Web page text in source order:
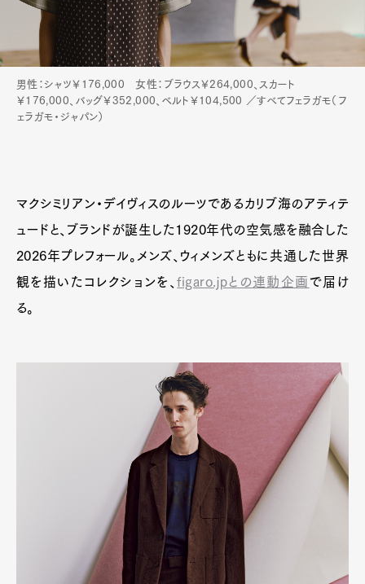
男性：シャツ￥176,000 女性：ブラウス￥264,000、スカート
￥176,000、バッグ￥352,000、ベルト￥104,500 ／すべてフェラガモ（フ
ェラガモ・ジャパン）
マクシミリアン・デイヴィスのルーツであるカリブ海のアティテ
ュードと、ブランドが誕生した1920年代の空気感を融合した
2026年プレフォール。メンズ、ウィメンズともに共通した世界
観を描いたコレクションを、figaro.jpとの連動企画 で届け
る。